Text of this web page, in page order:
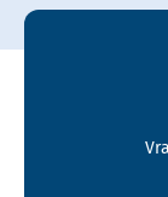
Contactgegevens en